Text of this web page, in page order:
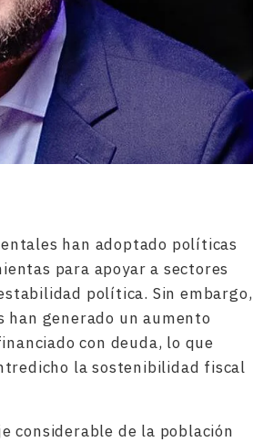
han adoptado políticas
para apoyar a sectores
política. Sin embargo,
han generado un aumento
con deuda, lo que
la sostenibilidad fiscal
considerable de la población